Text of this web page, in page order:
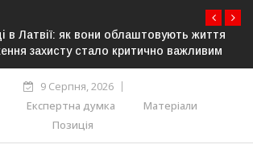
25 містах Польщі відбудуться акції на
виступлять проти агресії та ненависті
9 Серпня, 2026
Експертна думка
Матеріали
Позиція